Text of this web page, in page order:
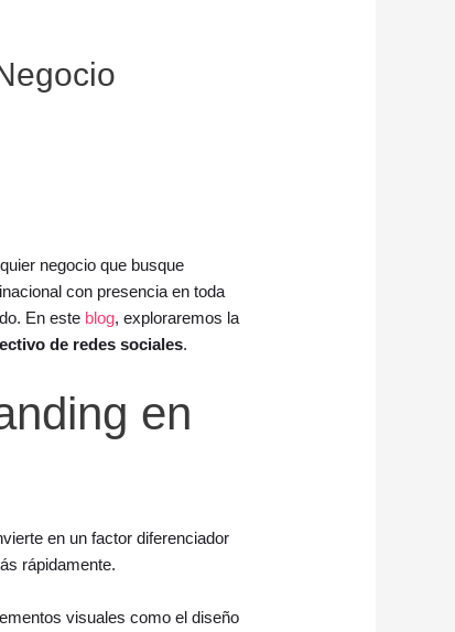
negocio que busque
con presencia en toda
En este blog, exploraremos la
de redes sociales.
en
en un factor diferenciador
rápidamente.
visuales como el diseño